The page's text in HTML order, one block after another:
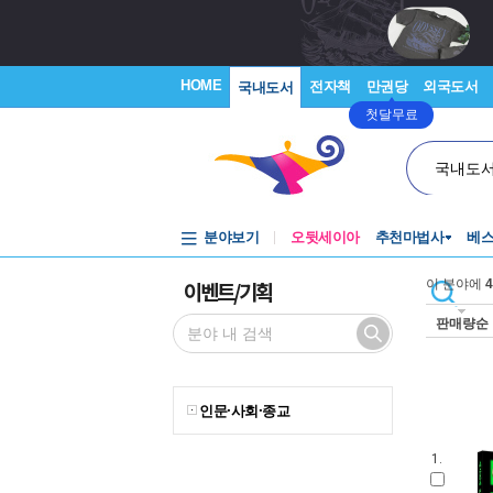
HOME 국내도서 전자책 만권당
첫달무료
외국도서
국내도
분야보기 오뒷세이아 추천마법사 베
이벤트/기획
인문·사회·종교
이 분야에
판매량순
1.